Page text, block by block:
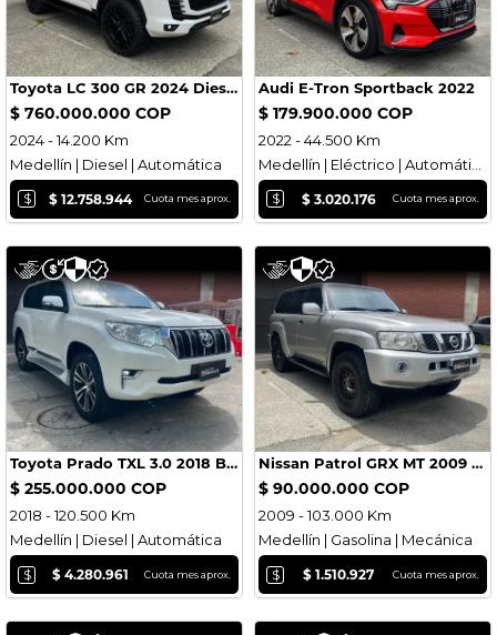
Toyota LC 300 GR 2024 Diesel
$ 760.000.000 COP
2024 - 14.200 Km
Medellín | Diesel | Automática
$ $ 12.758.944 Cuota mes aprox.
Audi E-Tron Sportback 2022
$ 179.900.000 COP
2022 - 44.500 Km
$ $ 3.020.176 Cuota mes aprox.
Toyota Prado TXL 3.0 2018 Blindada
$ 255.000.000 COP
2018 - 120.500 Km
Medellín | Diesel | Automática
$ $ 4.280.961 Cuota mes aprox.
Nissan Patrol GRX MT 2009 Blindada
$ 90.000.000 COP
2009 - 103.000 Km
Medellín | Gasolina | Mecánica
$ $ 1.510.927 Cuota mes aprox.